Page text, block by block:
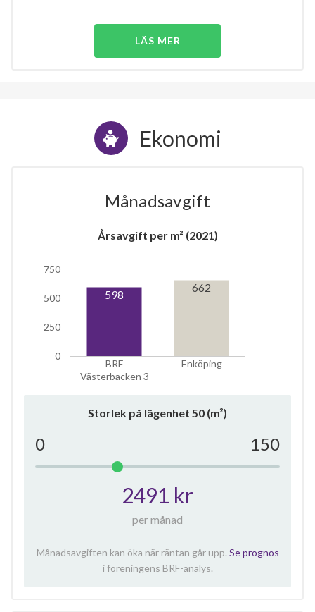
LÄS MER
Ekonomi
Månadsavgift
Årsavgift per m² (2021)
BRF
Västerbacken 3
Enköping
0
250
500
750
598
662
Storlek på lägenhet 50 (m²)
0 150
2491 kr
per månad
Månadsavgiften kan öka när räntan går upp. Se prognos
i föreningens BRF-analys.